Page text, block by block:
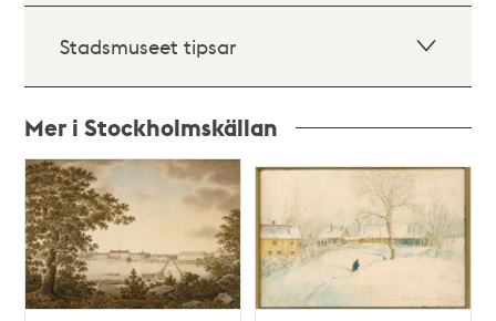
Stadsmuseet tipsar
Mer i Stockholmskällan
Relaterade
poster
och
teman